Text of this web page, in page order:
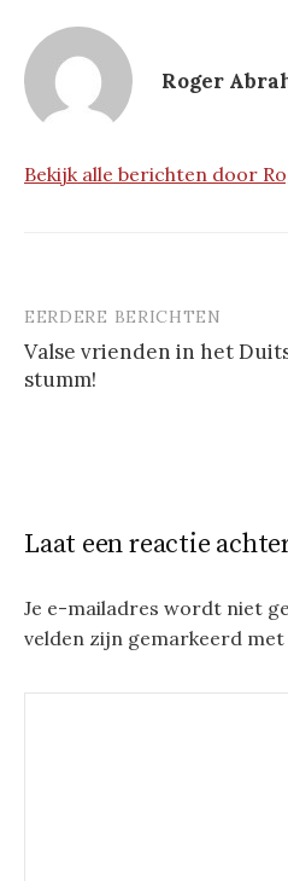
Roger
Bekijk alle berichten door
Berichtnavigatie
EERDERE BERICHTEN
Valse vrienden in het
stumm!
Laat een reactie
Je e-mailadres wordt niet
velden zijn gemarkeerd met